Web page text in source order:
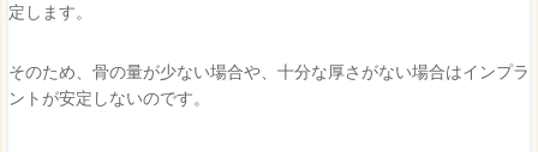
定します。
そのため、骨の量が少ない場合や、十分な厚さがない場合はインプラ
ントが安定しないのです。